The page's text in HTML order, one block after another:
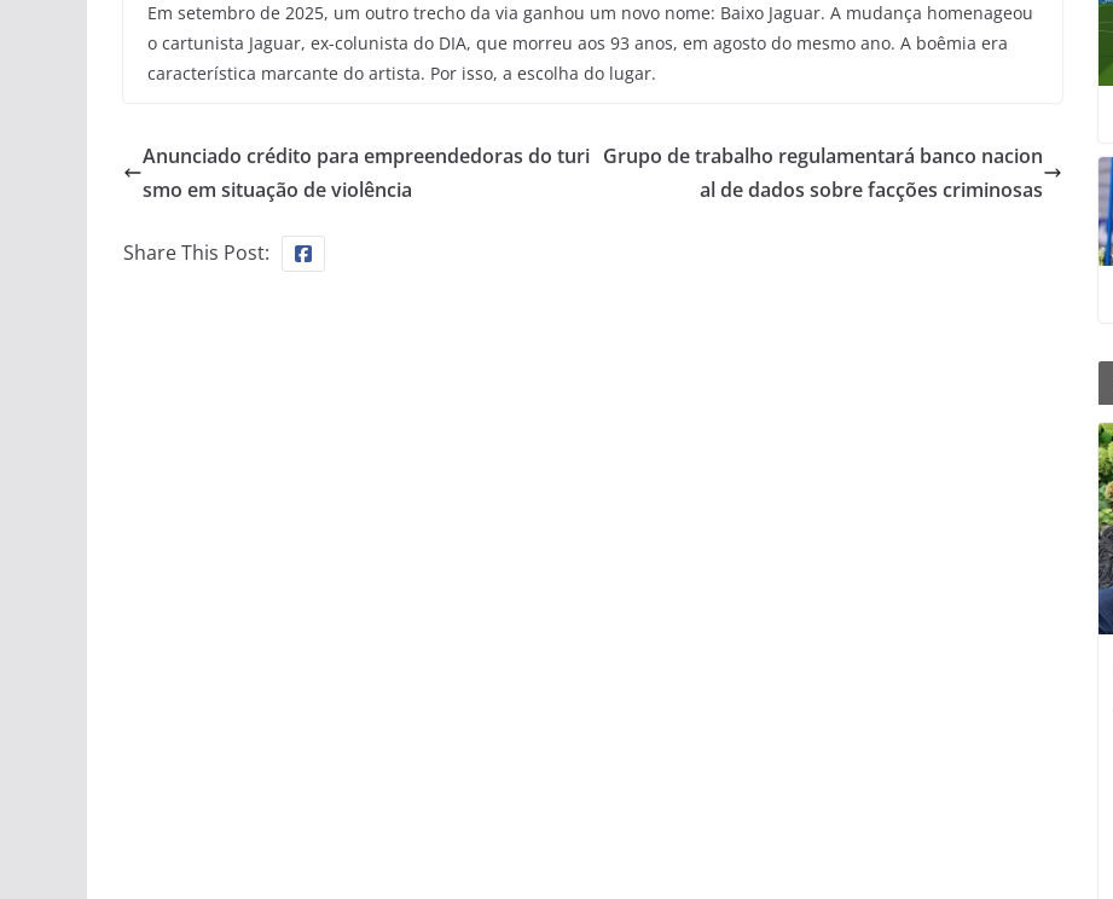
Em setembro de 2025, um outro trecho da via ganhou um novo nome: Baixo Jaguar. A mudança homenageou
o cartunista Jaguar, ex-colunista do DIA, que morreu aos 93 anos, em agosto do mesmo ano. A boêmia era
característica marcante do artista. Por isso, a escolha do lugar.
Anunciado crédito para empreendedoras do turi
smo em situação de violência
Grupo de trabalho regulamentará banco nacion
al de dados sobre facções criminosas
Share This Post: